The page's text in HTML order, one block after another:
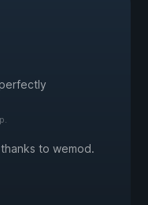
to wemod.